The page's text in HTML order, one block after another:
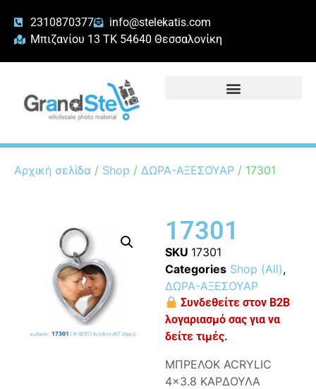
2310870377
info@stelekatis.com
Μπιζανίου 13 ΤΚ 54640 Θεσσαλονίκη
Αρχική σελίδα / Shop / ΔΩΡΑ-ΑΞΕΣΟΥΑΡ / 17301
17301
SKU 17301
Categories Shop (All),
ΔΩΡΑ-ΑΞΕΣΟΥΑΡ
Συνδεθείτε στον B2B
λογαριασμό σας για να
δείτε τιμές.
ΜΠΡΕΛΟΚ ACRYLIC
4×3.8 ΚΑΡΔΟΥΛΑ